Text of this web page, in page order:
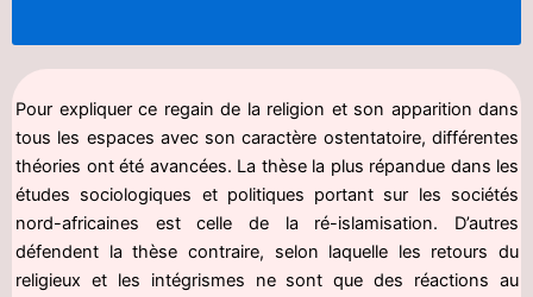
Pour expliquer ce regain de la religion et son apparition dans
tous les espaces avec son caractère ostentatoire, différentes
théories ont été avancées. La thèse la plus répandue dans les
études sociologiques et politiques portant sur les sociétés
nord-africaines est celle de la ré-islamisation. D’autres
défendent la thèse contraire, selon laquelle les retours du
religieux et les intégrismes ne sont que des réactions au